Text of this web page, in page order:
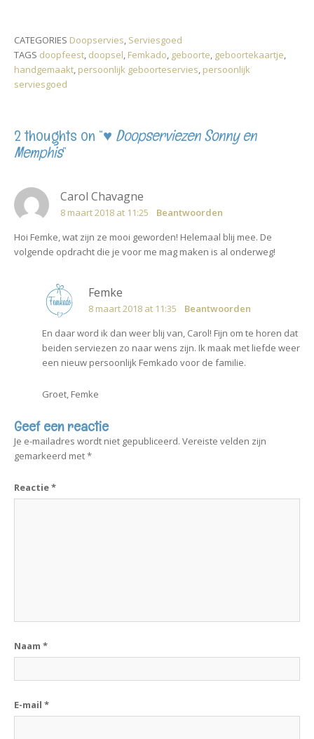
L
i
n
k
s
A
p
p
b
o
o
k
c
h
a
t
e
r
e
s
CATEGORIES Doopservies, Serviesgoed
TAGS doopfeest, doopsel, Femkado, geboorte, geboortekaartje,
handgemaakt, persoonlijk geboorteservies, persoonlijk
serviesgoed
2 thoughts on “♥ Doopserviezen Sonny en
Memphis”
Carol Chavagne
8 maart 2018 at 11:25
Beantwoorden
Hoi Femke, wat zijn ze mooi geworden! Helemaal blij mee. De
volgende opdracht die je voor me mag maken is al onderweg!
Femke
8 maart 2018 at 11:35
Beantwoorden
En daar word ik dan weer blij van, Carol! Fijn om te horen dat
beiden serviezen zo naar wens zijn. Ik maak met liefde weer
een nieuw persoonlijk Femkado voor de familie.
Groet, Femke
Geef een reactie
Je e-mailadres wordt niet gepubliceerd. Vereiste velden zijn
gemarkeerd met*
Reactie*
Naam *
E-mail *